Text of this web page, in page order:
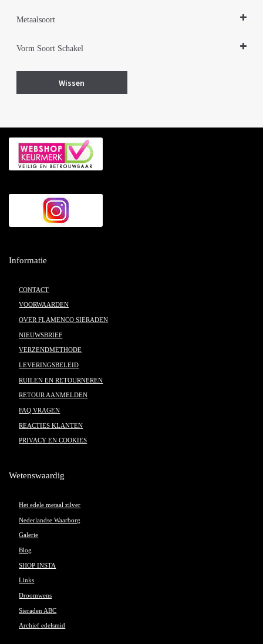
Metaalsoort
Vorm Soort Schakel
Wissen
Informatie
CONTACT
VOORWAARDEN
OVER FLAMENCO SIERADEN
NIEUWSBRIEF
VERZENDMETHODE
LEVERINGSBELEID
RUILEN EN RETOURNEREN
RETOUR AANMELDEN
FAQ VRAGEN
REACTIES KLANTEN
PRIVACY EN COOKIES
Wetenswaardig
Het edele metaal zilver
Nederlandse Waarborg
Galerie
Blog
SHOP INSTA
Links
Droomwens
Sieraden ABC
Archief edelsmid